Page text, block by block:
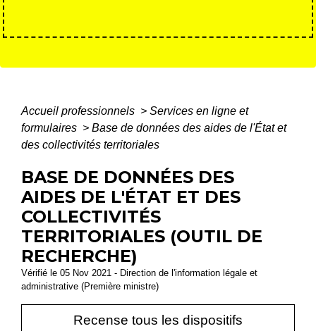
Accueil professionnels > Services en ligne et
formulaires > Base de données des aides de l'État et
des collectivités territoriales
BASE DE DONNÉES DES
AIDES DE L'ÉTAT ET DES
COLLECTIVITÉS
TERRITORIALES (OUTIL DE
RECHERCHE)
Vérifié le 05 Nov 2021 - Direction de l'information légale et
administrative (Première ministre)
Recense tous les dispositifs